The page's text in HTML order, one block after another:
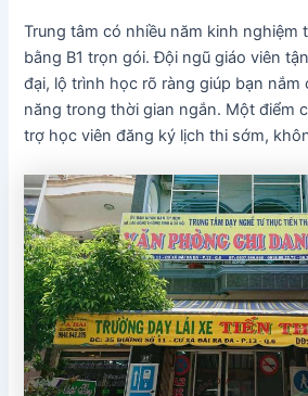
Trung tâm có nhiều năm kinh nghiệm
bằng B1 trọn gói. Đội ngũ giáo viên
đại, lộ trình học rõ ràng giúp bạn
năng trong thời gian ngắn. Một điểm
trợ học viên đăng ký lịch thi sớm,